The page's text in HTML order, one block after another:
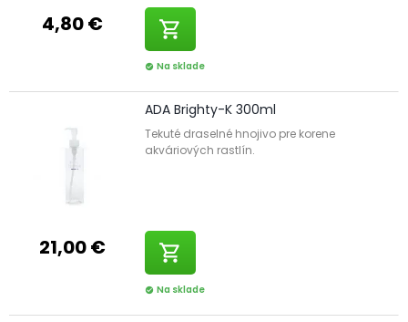
4,80 € shopping_cart
check_circle Na sklade
21,00 €
ADA Brighty-K 300ml
Tekuté draselné hnojivo pre korene
akváriových rastlín.
shopping_cart
check_circle Na sklade